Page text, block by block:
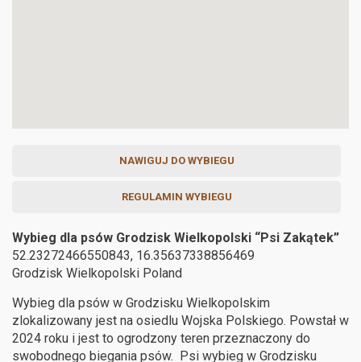
NAWIGUJ DO WYBIEGU
REGULAMIN WYBIEGU
Wybieg dla psów Grodzisk Wielkopolski “Psi Zakątek”
52.23272466550843, 16.35637338856469
Grodzisk Wielkopolski Poland
Wybieg dla psów w Grodzisku Wielkopolskim
zlokalizowany jest na osiedlu Wojska Polskiego. Powstał w
2024 roku i jest to ogrodzony teren przeznaczony do
swobodnego biegania psów. Psi wybieg w Grodzisku